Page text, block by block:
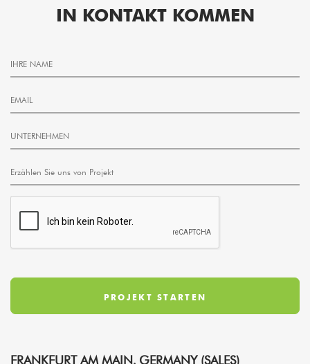
IN KONTAKT KOMMEN
FRANKFURT AM MAIN, GERMANY (SALES)